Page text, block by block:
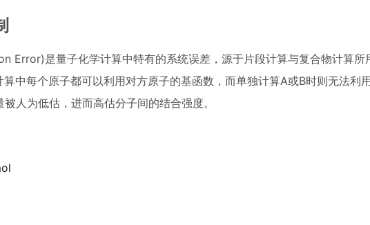
Error)是量子化学计算中特有的系统误差，源于片段计算与复合物计算所
中每个原子都可以利用对方原子的基函数，而单独计算A或B时则无法利
人为低估，进而高估分子间的结合强度。